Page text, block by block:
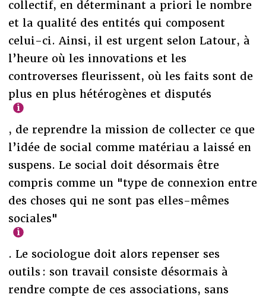
collectif, en déterminant a priori le nombre
et la qualité des entités qui composent
celui-ci. Ainsi, il est urgent selon Latour, à
l’heure où les innovations et les
controverses fleurissent, où les faits sont de
plus en plus hétérogènes et disputés
, de reprendre la mission de collecter ce que
l’idée de social comme matériau a laissé en
suspens. Le social doit désormais être
compris comme un "type de connexion entre
des choses qui ne sont pas elles-mêmes
sociales"
. Le sociologue doit alors repenser ses
outils : son travail consiste désormais à
rendre compte de ces associations, sans